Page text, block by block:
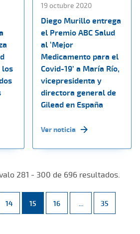
los
19 octubre 2020
Diego Murillo entrega
el Premio ABC Salud
al ‘Mejor
Medicamento para el
Covid-19’ a María Río,
vicepresidenta y
directora general de
Gilead en España
Ver noticia
281 - 300 de 696 resultados.
intermedias Use TAB para desplazarse.
Página
14 Página
15 Página
16 ... Páginas
Página
35